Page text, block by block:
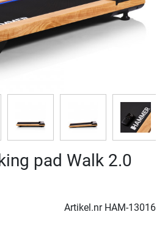
pad Walk 2.0
Artikel.nr HAM-13016